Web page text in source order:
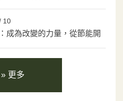
10
成為改變的力量，從節能開
» 更多